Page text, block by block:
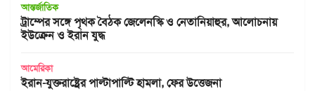
আন্তর্জাতিক
ট্রাম্পের সঙ্গে পৃথক বৈঠক জেলেনস্কি ও নেতানিয়াহুর, আলোচনায়
ইউক্রেন ও ইরান যুদ্ধ
আমেরিকা
ইরান-যুক্তরাষ্ট্রের পাল্টাপাল্টি হামলা, ফের উত্তেজনা